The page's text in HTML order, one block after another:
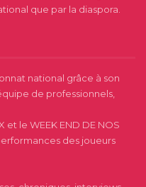
que par la diaspora.
national grâce à son
de professionnels,
et le WEEK END DE NOS
des joueurs